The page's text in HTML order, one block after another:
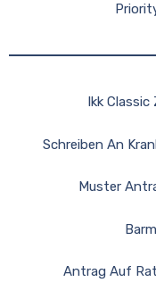
Ikk
Schreiben An
Muster
Antrag Auf